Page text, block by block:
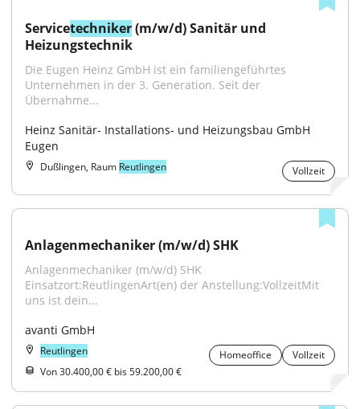
Servicetechniker (m/w/d) Sanitär und
Heizungstechnik
Die Eugen Heinz GmbH ist ein familiengeführtes
Unternehmen in der 3. Generation. Seit der
Übernahme...
Heinz Sanitär- Installations- und Heizungsbau GmbH
Eugen
Dußlingen, Raum Reutlingen Vollzeit
Anlagenmechaniker (m/w/d) SHK
Anlagenmechaniker (m/w/d) SHK
Einsatzort:ReutlingenArt(en) der Anstellung:VollzeitMit
uns ist dein...
avanti GmbH
Reutlingen Homeoffice
Vollzeit
Von 30.400,00 € bis 59.200,00 €